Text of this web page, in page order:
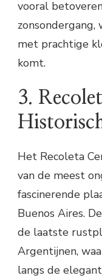
vooral
met prachtige
komt.
3.
Het Recoleta
van de meest
fascinerende
Buenos Aires.
de laatste
Argentijnen,
langs de